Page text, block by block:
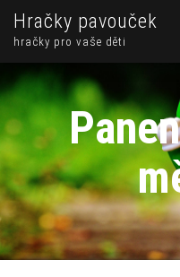
Hračky pavouček
hračky pro vaše děti